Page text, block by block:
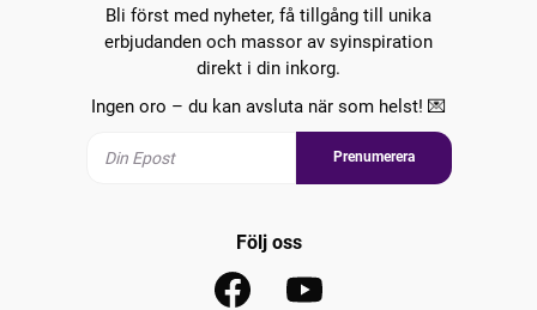
Bli först med nyheter, få tillgång till unika
erbjudanden och massor av syinspiration
direkt i din inkorg.
Ingen oro – du kan avsluta när som helst! 💌
Prenumerera
Följ oss